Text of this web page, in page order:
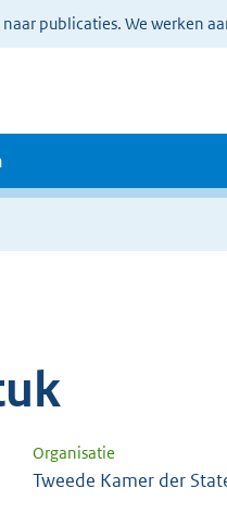
publicaties. We werken
Organisatie
Tweede Kamer der